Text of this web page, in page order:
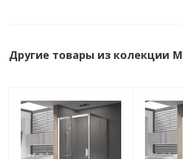
Другие товары из колекции